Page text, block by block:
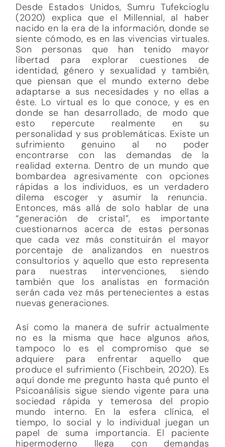
Desde Estados Unidos, Sumru Tufekcioglu
(2020) explica que el Millennial, al haber
nacido en la era de la información, donde se
siente cómodo, es en las vivencias virtuales.
Son personas que han tenido mayor
libertad para explorar cuestiones de
identidad, género y sexualidad y también,
que piensan que el mundo externo debe
adaptarse a sus necesidades y no ellas a
éste. Lo virtual es lo que conoce, y es en
donde se han desarrollado, de modo que
esto repercute realmente en su
personalidad y sus problemáticas. Existe un
sufrimiento genuino al no poder
encontrarse con las demandas de la
realidad externa. Dentro de un mundo que
bombardea agresivamente con opciones
rápidas a los individuos, es un verdadero
dilema escoger y asumir la renuncia.
Entonces, más allá de solo hablar de una
“generación de cristal”, es importante
cuestionarnos acerca de estas personas
que cada vez más constituirán el mayor
porcentaje de analizandos en nuestros
consultorios y aquello que esto representa
para nuestras intervenciones, siendo
también que los analistas en formación
serán cada vez más pertenecientes a estas
nuevas generaciones.
Así como la manera de sufrir actualmente
no es la misma que hace algunos años,
tampoco lo es el compromiso que se
adquiere para enfrentar aquello que
produce el sufrimiento (Fischbein, 2020). Es
aquí donde me pregunto hasta qué punto el
Psicoanálisis sigue siendo vigente para una
sociedad rápida y temerosa del propio
mundo interno. En la esfera clínica, el
tiempo, lo social y lo individual juegan un
papel de suma importancia. El paciente
hipermoderno llega con demandas